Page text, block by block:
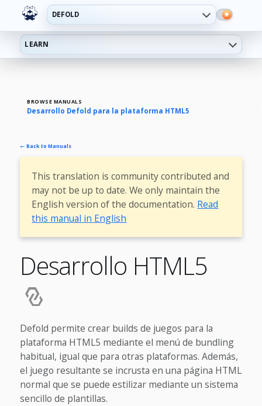
DEFOLD
LEARN
BROWSE MANUALS
Desarrollo Defold para la plataforma HTML5
← Back to Manuals
This translation is community contributed and
may not be up to date. We only maintain the
English version of the documentation. Read
this manual in English
Desarrollo HTML5
Defold permite crear builds de juegos para la
plataforma HTML5 mediante el menú de bundling
habitual, igual que para otras plataformas. Además,
el juego resultante se incrusta en una página HTML
normal que se puede estilizar mediante un sistema
sencillo de plantillas.